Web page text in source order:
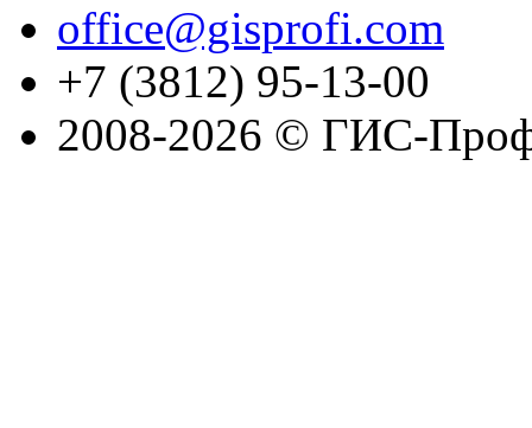
office@gisprofi.com
+7 (3812) 95-13-00
2008-2026 © ГИС-